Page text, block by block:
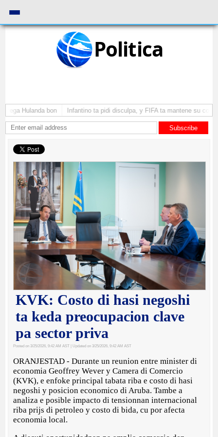
Politica
yega Hulanda bon Infantino ta pidi disculpa, y FIFA ta mantene su como
Subscribe
KVK: Costo di hasi negoshi
ta keda preocupacion clave
pa sector priva
Posted on 3/25/2026, 9:42 AM AST | Updated on 3/25/2026, 9:42 AM AST
ORANJESTAD - Durante un reunion entre minister di
economia Geoffrey Wever y Camera di Comercio
(KVK), e enfoke principal tabata riba e costo di hasi
negoshi y posicion economico di Aruba. Tambe a
analiza e posible impacto di tensionnan internacional
riba prijs di petroleo y costo di bida, cu por afecta
economia local.